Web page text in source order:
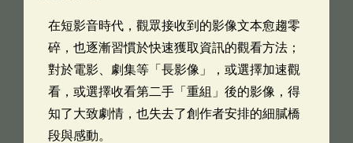
在短影音時代，觀眾接收到的影像文本愈趨零
碎，也逐漸習慣於快速獲取資訊的觀看方法；
對於電影、劇集等「長影像」，或選擇加速觀
看，或選擇收看第二手「重組」後的影像，得
知了大致劇情，也失去了創作者安排的細膩橋
段與感動。